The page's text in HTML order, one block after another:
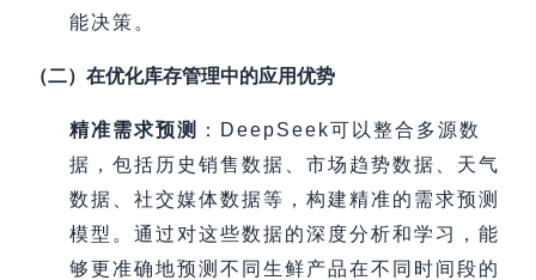
能决策。
（二）在优化库存管理中的应用优势
精准需求预测
：DeepSeek可以整合多源数
据，包括历史销售数据、市场趋势数据、天气
数据、社交媒体数据等，构建精准的需求预测
模型。通过对这些数据的深度分析和学习，能
够更准确地预测不同生鲜产品在不同时间段的